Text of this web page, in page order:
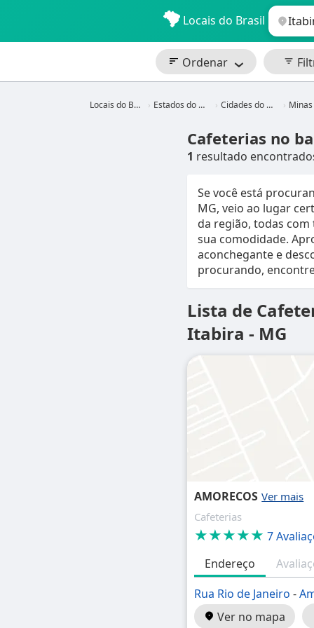
Locais do Brasil
Ordenar
Locais do Brasil Estados do Brasil Cidades do Brasil Minas
Cafeterias no
1 resultado
Se você está
MG, veio ao lugar
da região, todas
sua comodidade.
aconchegante e
procurando,
Lista de
Itabira - MG
AMORECOS
Cafeterias
★★★★★ 7
Endereço
Rua Rio de Janeiro -
Ver no mapa